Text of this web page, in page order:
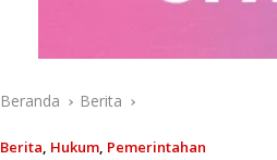
Beranda Berita
Berita, Hukum, Pemerintahan